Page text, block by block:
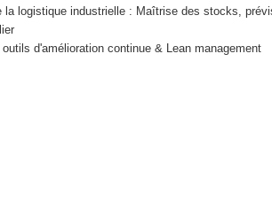
logistique industrielle : Maîtrise des stocks,
d'amélioration continue & Lean management